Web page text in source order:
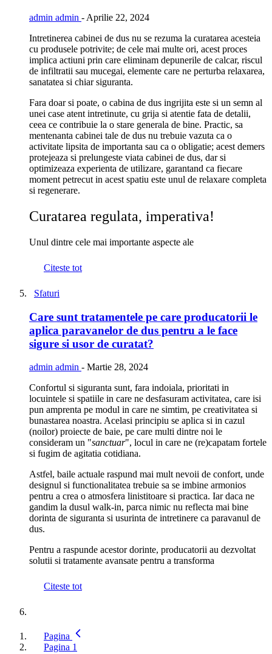
admin admin - Aprilie 22, 2024
Intretinerea cabinei de dus nu se rezuma la curatarea acesteia
cu produsele potrivite; de cele mai multe ori, acest proces
implica actiuni prin care eliminam depunerile de calcar, riscul
de infiltratii sau mucegai, elemente care ne perturba relaxarea,
sanatatea si chiar siguranta.
Fara doar si poate, o cabina de dus ingrijita este si un semn al
unei case atent intretinute, cu grija si atentie fata de detalii,
ceea ce contribuie la o stare generala de bine. Practic, sa
mentenanta cabinei tale de dus nu trebuie vazuta ca o
activitate lipsita de importanta sau ca o obligatie; acest demers
protejeaza si prelungeste viata cabinei de dus, dar si
optimizeaza experienta de utilizare, garantand ca fiecare
moment petrecut in acest spatiu este unul de relaxare completa
si regenerare.
Curatarea regulata, imperativa!
Unul dintre cele mai importante aspecte ale
Citeste tot
Sfaturi
Care sunt tratamentele pe care producatorii le
aplica paravanelor de dus pentru a le face
sigure si usor de curatat?
admin admin - Martie 28, 2024
Confortul si siguranta sunt, fara indoiala, prioritati in
locuintele si spatiile in care ne desfasuram activitatea, care isi
pun amprenta pe modul in care ne simtim, pe creativitatea si
bunastarea noastra. Acelasi principiu se aplica si in cazul
(noilor) proiecte de baie, pe care multi dintre noi le
consideram un "sanctuar", locul in care ne (re)capatam fortele
si fugim de agitatia cotidiana.
Astfel, baile actuale raspund mai mult nevoii de confort, unde
designul si functionalitatea trebuie sa se imbine armonios
pentru a crea o atmosfera linistitoare si practica. Iar daca ne
gandim la dusul walk-in, parca nimic nu reflecta mai bine
dorinta de siguranta si usurinta de intretinere ca paravanul de
dus.
Pentru a raspunde acestor dorinte, producatorii au dezvoltat
solutii si tratamente avansate pentru a transforma
Citeste tot
Pagina
Pagina 1